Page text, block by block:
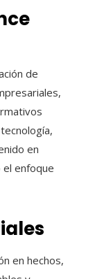
de
en
enfoque
en hechos,